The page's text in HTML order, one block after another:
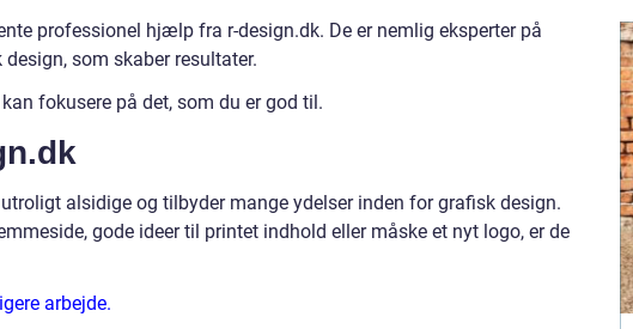
professionel hjælp fra r-design.dk. De er nemlig eksperter på
som skaber resultater.
fokusere på det, som du er god til.
alsidige og tilbyder mange ydelser inden for grafisk design.
gode ideer til printet indhold eller måske et nyt logo, er de
arbejde.